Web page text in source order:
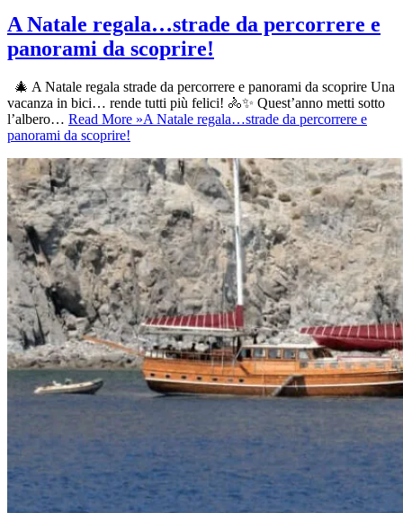
A Natale regala…strade da percorrere e
panorami da scoprire!
🎄 A Natale regala strade da percorrere e panorami da scoprire Una
vacanza in bici… rende tutti più felici! 🚴✨ Quest’anno metti sotto
l’albero… Read More »A Natale regala…strade da percorrere e
panorami da scoprire!